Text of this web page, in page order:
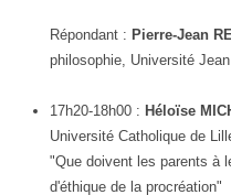
Répondant : Pierre-Jean
philosophie, Université
17h20-18h00 : Héloïse
Université Catholique de
"Que doivent les parents à
d'éthique de la procréation"